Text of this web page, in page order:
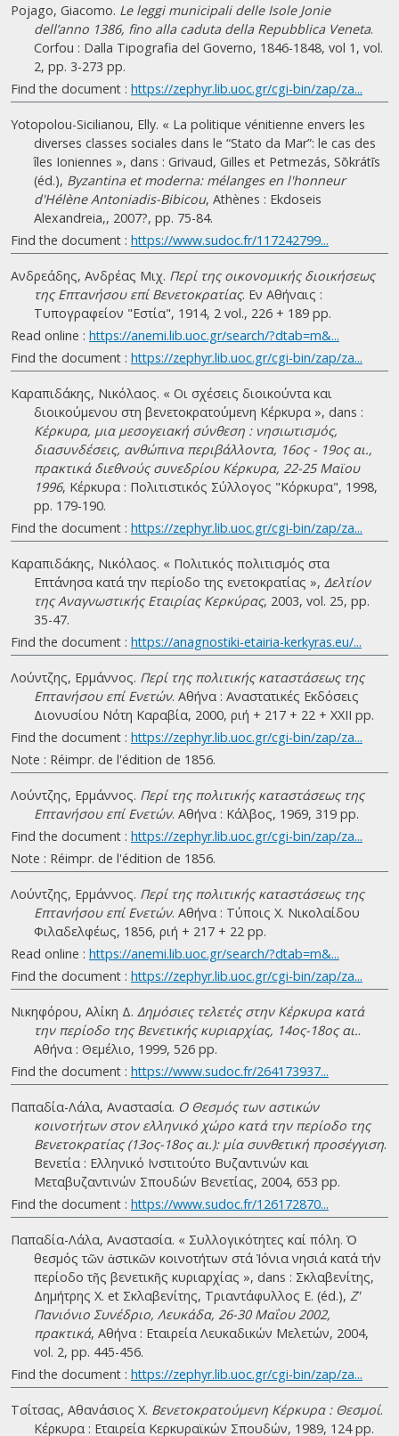
Pojago, Giacomo. Le leggi municipali delle Isole Jonie
dell’anno 1386, fino alla caduta della Repubblica Veneta.
Corfou : Dalla Tipografia del Governo, 1846-1848, vol 1, vol.
2, pp. 3-273 pp.
Find the document : https://zephyr.lib.uoc.gr/cgi-bin/zap/za...
Yotopolou-Sicilianou, Elly. « La politique vénitienne envers les
diverses classes sociales dans le “Stato da Mar”: le cas des
îles Ioniennes », dans : Grivaud, Gilles et Petmezás, Sōkrátīs
(éd.), Byzantina et moderna: mélanges en l'honneur
d'Hélène Antoniadis-Bibicou, Athènes : Ekdoseis
Alexandreia,, 2007?, pp. 75-84.
Find the document : https://www.sudoc.fr/117242799...
Ανδρεάδης, Ανδρέας Μιχ. Περί της οικονομικής διοικήσεως
της Επτανήσου επί Βενετοκρατίας. Eν Αθήναις :
Τυπογραφείον "Εστία", 1914, 2 vol., 226 + 189 pp.
Read online : https://anemi.lib.uoc.gr/search/?dtab=m&...
Find the document : https://zephyr.lib.uoc.gr/cgi-bin/zap/za...
Καραπιδάκης, Νικόλαος. « Οι σχέσεις διοικούντα και
διοικούμενου στη βενετοκρατούμενη Κέρκυρα », dans :
Κέρκυρα, μια μεσογειακή σύνθεση : νησιωτισμός,
διασυνδέσεις, ανθώπινα περιβάλλοντα, 16ος - 19ος αι.,
πρακτικά διεθνούς συνεδρίου Κέρκυρα, 22-25 Μαϊου
1996, Κέρκυρα : Πολιτιστικός Σύλλογος "Κόρκυρα", 1998,
pp. 179-190.
Find the document : https://zephyr.lib.uoc.gr/cgi-bin/zap/za...
Καραπιδάκης, Νικόλαος. « Πολιτικός πολιτισμός στα
Επτάνησα κατά την περίοδο της ενετοκρατίας », Δελτίον
της Αναγνωστικής Εταιρίας Κερκύρας, 2003, vol. 25, pp.
35-47.
Find the document : https://anagnostiki-etairia-kerkyras.eu/...
Λούντζης, Ερμάννος. Περί της πολιτικής καταστάσεως της
Επτανήσου επί Ενετών. Αθήνα : Αναστατικές Εκδόσεις
Διονυσίου Νότη Καραβία, 2000, ριή + 217 + 22 + ΧΧΙΙ pp.
Find the document : https://zephyr.lib.uoc.gr/cgi-bin/zap/za...
Note : Réimpr. de l'édition de 1856.
Λούντζης, Ερμάννος. Περί της πολιτικής καταστάσεως της
Επτανήσου επί Ενετών. Αθήνα : Κάλβος, 1969, 319 pp.
Find the document : https://zephyr.lib.uoc.gr/cgi-bin/zap/za...
Note : Réimpr. de l'édition de 1856.
Λούντζης, Ερμάννος. Περί της πολιτικής καταστάσεως της
Επτανήσου επί Ενετών. Αθήνα : Τύποις Χ. Νικολαίδου
Φιλαδελφέως, 1856, ριή + 217 + 22 pp.
Read online : https://anemi.lib.uoc.gr/search/?dtab=m&...
Find the document : https://zephyr.lib.uoc.gr/cgi-bin/zap/za...
Νικηφόρου, Αλίκη Δ. Δημόσιες τελετές στην Κέρκυρα κατά
την περίοδο της Βενετικής κυριαρχίας, 14ος-18ος αι..
Αθήνα : Θεμέλιο, 1999, 526 pp.
Find the document : https://www.sudoc.fr/264173937...
Παπαδία-Λάλα, Αναστασία. Ο Θεσμός των αστικών
κοινοτήτων στον ελληνικό χώρο κατά την περίοδο της
Βενετοκρατίας (13ος-18ος αι.): μία συνθετική προσέγγιση.
Βενετία : Ελληνικό Ινστιτούτο Βυζαντινών και
Μεταβυζαντινών Σπουδών Βενετίας, 2004, 653 pp.
Find the document : https://www.sudoc.fr/126172870...
Παπαδία-Λάλα, Αναστασία. « Συλλογικότητες καί πόλη. Ὁ
θεσµός τῶν ἀστικῶν κοινοτήτων στά Ἰόνια νησιά κατά τήν
περίοδο τῆς βενετικῆς κυριαρχίας », dans : Σκλαβενίτης,
Δημήτρης Χ. et Σκλαβενίτης, Τριαντάφυλλος Ε. (éd.), Ζ'
Πανιόνιο Συνέδριο, Λευκάδα, 26-30 Μαΐου 2002,
πρακτικά, Αθήνα : Εταιρεία Λευκαδικών Μελετών, 2004,
vol. 2, pp. 445-456.
Find the document : https://zephyr.lib.uoc.gr/cgi-bin/zap/za...
Τσίτσας, Αθανάσιος Χ. Βενετοκρατούμενη Κέρκυρα : Θεσμοί.
Κέρκυρα : Εταιρεία Κερκυραϊκών Σπουδών, 1989, 124 pp.